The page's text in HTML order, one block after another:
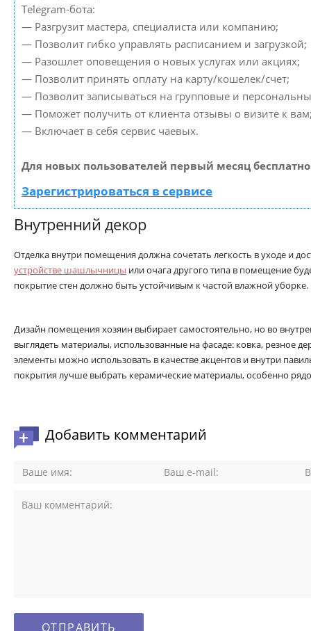
Telegram-бота:
— Разгрузит мастера, специалиста или компанию;
— Позволит гибко управлять расписанием и загрузкой;
— Разошлет оповещения о новых услугах или акциях;
— Позволит принять оплату на карту/кошелек/счет;
— Позволит записываться на групповые и
— Поможет получить от клиента отзывы о визите к
— Включает в себя сервис чаевых.
Для новых пользователей первый месяц
Зарегистрироваться в сервисе
Внутренний декор
Отделка внутри помещения должна сочетать легкость в уходе и
устройстве шашлычницы или очага другого типа в помещение
покрытие стен должно быть устойчивым к частой влажной уборке.
Дизайн помещения хозяин выбирает самостоятельно, но во
выглядеть материалы, использованные на фасаде: ковка, резное
элементы можно использовать в качестве акцентов и внутри
покрытия лучше выбрать керамические материалы, особенно
Добавить комментарий